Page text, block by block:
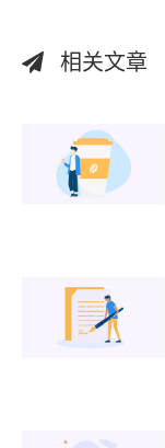
相关文章